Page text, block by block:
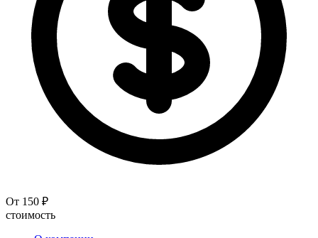
От 150 ₽
стоимость